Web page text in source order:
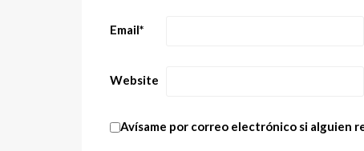
Email*
Website
Avísame por correo electrónico si alguien